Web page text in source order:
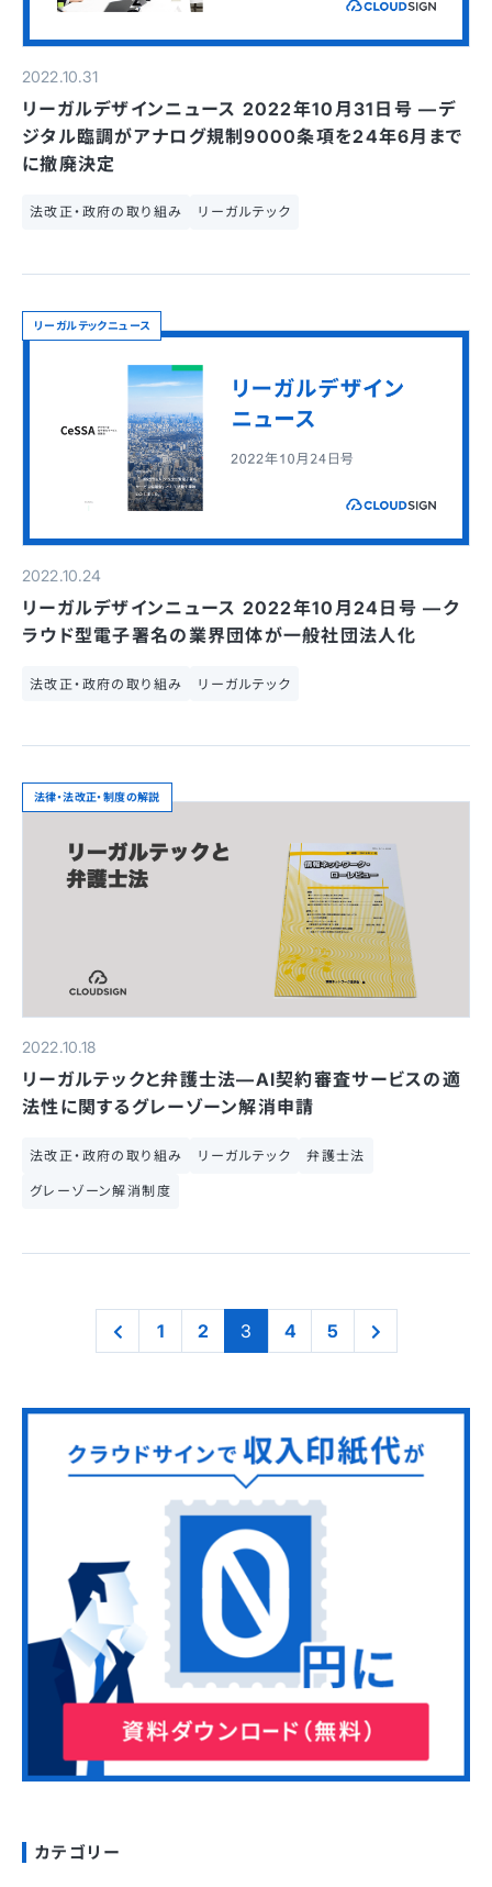
2022.10.31
リーガルデザインニュース 2022年10月31日号 —デ
ジタル臨調がアナログ規制9000条項を24年6月まで
に撤廃決定
法改正・政府の取り組み リーガルテック
リーガルテックニュース
2022.10.24
リーガルデザインニュース 2022年10月24日号 —ク
ラウド型電子署名の業界団体が一般社団法人化
法改正・政府の取り組み リーガルテック
法律・法改正・制度の解説
2022.10.18
リーガルテックと弁護士法—AI契約審査サービスの適
法性に関するグレーゾーン解消申請
法改正・政府の取り組み リーガルテック 弁護士法
グレーゾーン解消制度
1 2 3 4 5
カテゴリー